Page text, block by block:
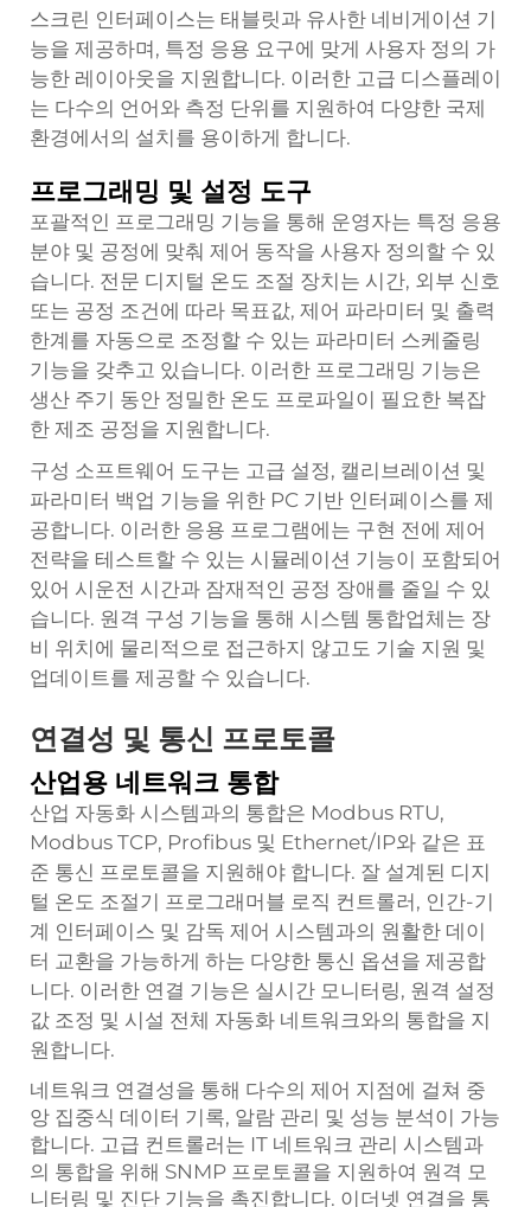
스크린 인터페이스는 태블릿과 유사한 네비게이션 기
능을 제공하며, 특정 응용 요구에 맞게 사용자 정의 가
능한 레이아웃을 지원합니다. 이러한 고급 디스플레이
는 다수의 언어와 측정 단위를 지원하여 다양한 국제
환경에서의 설치를 용이하게 합니다.
프로그래밍 및 설정 도구
포괄적인 프로그래밍 기능을 통해 운영자는 특정 응용
분야 및 공정에 맞춰 제어 동작을 사용자 정의할 수 있
습니다. 전문 디지털 온도 조절 장치는 시간, 외부 신호
또는 공정 조건에 따라 목표값, 제어 파라미터 및 출력
한계를 자동으로 조정할 수 있는 파라미터 스케줄링
기능을 갖추고 있습니다. 이러한 프로그래밍 기능은
생산 주기 동안 정밀한 온도 프로파일이 필요한 복잡
한 제조 공정을 지원합니다.
구성 소프트웨어 도구는 고급 설정, 캘리브레이션 및
파라미터 백업 기능을 위한 PC 기반 인터페이스를 제
공합니다. 이러한 응용 프로그램에는 구현 전에 제어
전략을 테스트할 수 있는 시뮬레이션 기능이 포함되어
있어 시운전 시간과 잠재적인 공정 장애를 줄일 수 있
습니다. 원격 구성 기능을 통해 시스템 통합업체는 장
비 위치에 물리적으로 접근하지 않고도 기술 지원 및
업데이트를 제공할 수 있습니다.
연결성 및 통신 프로토콜
산업용 네트워크 통합
산업 자동화 시스템과의 통합은 Modbus RTU,
Modbus TCP, Profibus 및 Ethernet/IP와 같은 표
준 통신 프로토콜을 지원해야 합니다. 잘 설계된 디지
털 온도 조절기 프로그래머블 로직 컨트롤러, 인간-기
계 인터페이스 및 감독 제어 시스템과의 원활한 데이
터 교환을 가능하게 하는 다양한 통신 옵션을 제공합
니다. 이러한 연결 기능은 실시간 모니터링, 원격 설정
값 조정 및 시설 전체 자동화 네트워크와의 통합을 지
원합니다.
네트워크 연결성을 통해 다수의 제어 지점에 걸쳐 중
앙 집중식 데이터 기록, 알람 관리 및 성능 분석이 가능
합니다. 고급 컨트롤러는 IT 네트워크 관리 시스템과
의 통합을 위해 SNMP 프로토콜을 지원하여 원격 모
니터링 및 진단 기능을 촉진합니다. 이더넷 연결을 통